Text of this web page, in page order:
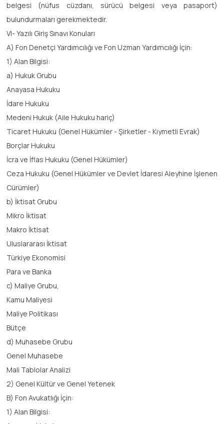
belgesi (nüfus cüzdanı, sürücü belgesi veya pasaport)
bulundurmaları gerekmektedir.
VI- Yazılı Giriş Sınavı Konuları
A) Fon Denetçi Yardımcılığı ve Fon Uzman Yardımcılığı İçin:
1) Alan Bilgisi:
a) Hukuk Grubu
Anayasa Hukuku
İdare Hukuku
Medeni Hukuk (Aile Hukuku hariç)
Ticaret Hukuku (Genel Hükümler - Şirketler - Kıymetli Evrak)
Borçlar Hukuku
İcra ve İflas Hukuku (Genel Hükümler)
Ceza Hukuku (Genel Hükümler ve Devlet İdaresi Aleyhine İşlenen
Cürümler)
b) İktisat Grubu
Mikro İktisat
Makro İktisat
Uluslararası İktisat
Türkiye Ekonomisi
Para ve Banka
c) Maliye Grubu,
Kamu Maliyesi
Maliye Politikası
Bütçe
d) Muhasebe Grubu
Genel Muhasebe
Mali Tablolar Analizi
2) Genel Kültür ve Genel Yetenek
B) Fon Avukatlığı İçin:
1) Alan Bilgisi: